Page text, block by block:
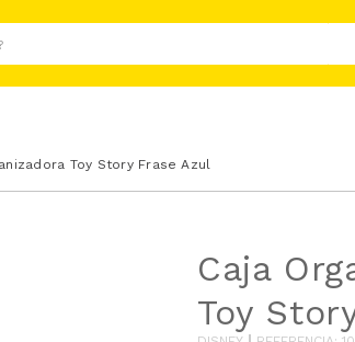
Toy Story Frase Azul
Caja
Toy